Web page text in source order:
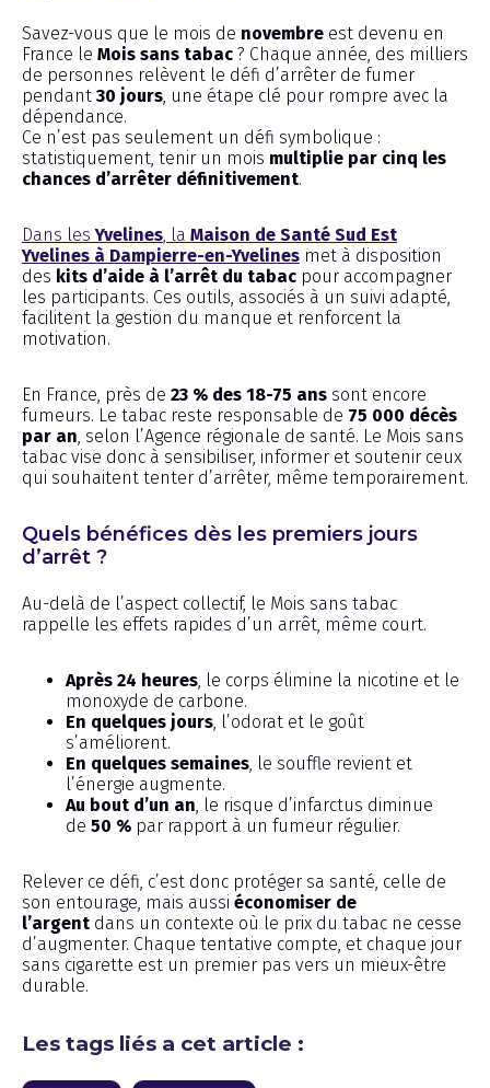
Savez-vous que le mois de novembre est devenu en
France le Mois sans tabac ? Chaque année, des milliers
de personnes relèvent le défi d’arrêter de fumer
pendant 30 jours , une étape clé pour rompre avec la
dépendance.
Ce n’est pas seulement un défi symbolique :
statistiquement, tenir un mois multiplie par cinq les
chances d’arrêter définitivement.
Dans lesYvelines , la Maison de Santé Sud Est
Yvelines à Dampierre-en-Yvelines met à disposition
des kits d’aide à l’arrêt du tabac pour accompagner
les participants. Ces outils, associés à un suivi adapté,
facilitent la gestion du manque et renforcent la
motivation.
En France, près de 23 % des 18-75 ans sont encore
fumeurs. Le tabac reste responsable de 75 000 décès
par an , selon l’Agence régionale de santé. Le Mois sans
tabac vise donc à sensibiliser, informer et soutenir ceux
qui souhaitent tenter d’arrêter, même temporairement.
Quels bénéfices dès les premiers jours
d’arrêt ?
Au-delà de l’aspect collectif, le Mois sans tabac
rappelle les effets rapides d’un arrêt, même court.
Après 24 heures , le corps élimine la nicotine et le
monoxyde de carbone.
En quelques jours , l’odorat et le goût
s’améliorent.
En quelques semaines , le souffle revient et
l’énergie augmente.
Au bout d’un an , le risque d’infarctus diminue
de 50 % par rapport à un fumeur régulier.
Relever ce défi, c’est donc protéger sa santé, celle de
son entourage, mais aussi économiser de
l’argent dans un contexte où le prix du tabac ne cesse
d’augmenter. Chaque tentative compte, et chaque jour
sans cigarette est un premier pas vers un mieux-être
durable.
Les tags liés a cet article :